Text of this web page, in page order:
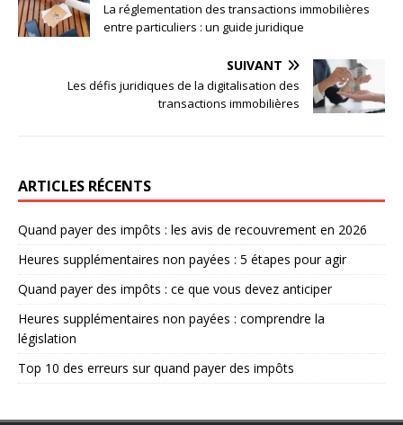
La réglementation des transactions immobilières
entre particuliers : un guide juridique
SUIVANT
Les défis juridiques de la digitalisation des
transactions immobilières
ARTICLES RÉCENTS
Quand payer des impôts : les avis de recouvrement en 2026
Heures supplémentaires non payées : 5 étapes pour agir
Quand payer des impôts : ce que vous devez anticiper
Heures supplémentaires non payées : comprendre la
législation
Top 10 des erreurs sur quand payer des impôts